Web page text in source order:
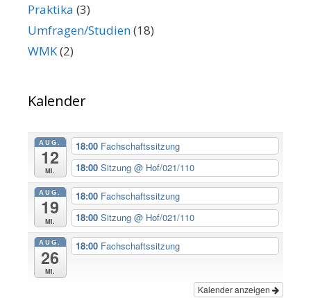
Praktika (3)
Umfragen/Studien(18)
WMK(2)
Kalender
AUG.
12
Mi.
18:00 Fachschaftssitzung
18:00 Sitzung @ Hof/021/110
AUG.
19
Mi.
18:00 Fachschaftssitzung
18:00 Sitzung @ Hof/021/110
AUG.
26
Mi.
18:00 Fachschaftssitzung
Kalender anzeigen